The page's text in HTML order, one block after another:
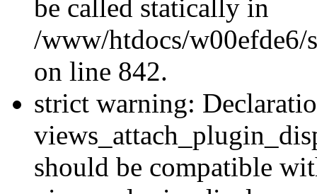
be called statically in
/www/htdocs/w00efde6/
on line 842.
strict warning:
should be compatible